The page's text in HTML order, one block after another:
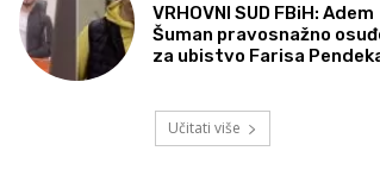
VRHOVNI SUD FBiH: Adem
Šuman pravosnažno
za ubistvo Farisa
Učitati više